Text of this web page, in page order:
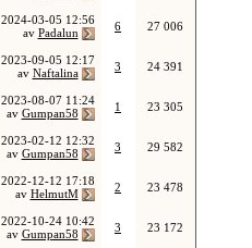
2024-03-05 12:56
av Padalun 6 27 006
2023-09-05 12:17
av Naftalina 3 24 391
2023-08-07 11:24
av Gumpan58 1 23 305
2023-02-12 12:32
av Gumpan58 3 29 582
2022-12-12 17:18
av HelmutM 2 23 478
2022-10-24 10:42
av Gumpan58 3 23 172